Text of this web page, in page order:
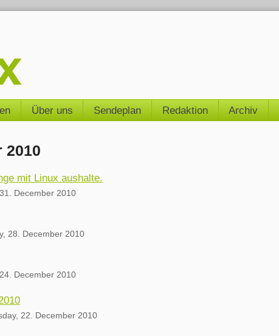
Über uns Sendeplan Redaktion Archiv
2010
mit Linux aushalte.
December 2010
28. December 2010
December 2010
22. December 2010